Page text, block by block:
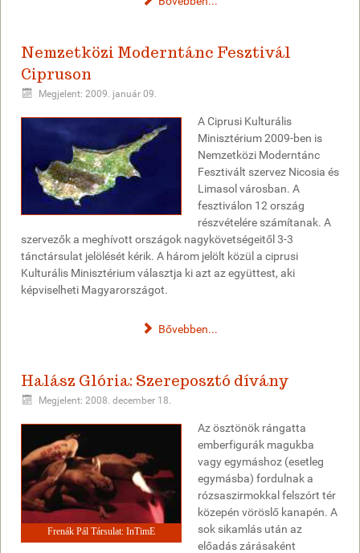
Nemzetközi Moderntánc Fesztivál
Cipruson
Megjelent: 2009. január 09.
A Ciprusi Kulturális
Minisztérium 2009-ben is
Nemzetközi Moderntánc
Fesztivált szervez Nicosia és
Limasol városban. A
fesztiválon 12 ország
részvételére számítanak. A
szervezők a meghívott országok nagykövetségeitől 3-3
tánctársulat jelölését kérik. A három jelölt közül a ciprusi
Kulturális Minisztérium választja ki azt az együttest, aki
képviselheti Magyarországot.
Bővebben...
Halász Glória: Szereposztó dívány
Megjelent: 2008. december 18.
Frenák Pál Társulat: InTimE
Az ösztönök rángatta
emberfigurák magukba
vagy egymáshoz (esetleg
egymásba) fordulnak a
rózsaszirmokkal felszórt tér
közepén vöröslő kanapén. A
sok sikamlás után az
előadás zárásaként